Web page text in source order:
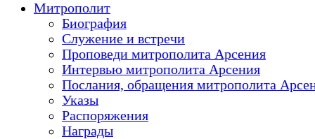
Митрополит
Биография
Служение и встречи
Проповеди митрополита Арсения
Интервью митрополита Арсения
Послания, обращения митрополита
Указы
Распоряжения
Награды